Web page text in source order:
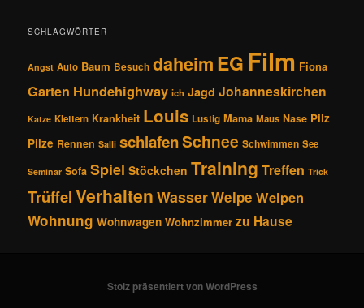
SCHLAGWÖRTER
Angst Auto Baum Besuch daheimEG Film Fiona
Garten Hundehighway ich Jagd Johanneskirchen
Katze Klettern Krankheit Louis Lustig Mama Maus Nase Pilz
Pilze Rennen Salli schlafenSchnee Schwimmen See
Seminar Sofa Spiel Stöckchen Training Treffen Trick
TrüffelVerhalten WasserWelpe Welpen
Wohnung Wohnwagen Wohnzimmer zu Hause
Stolz präsentiert von WordPress